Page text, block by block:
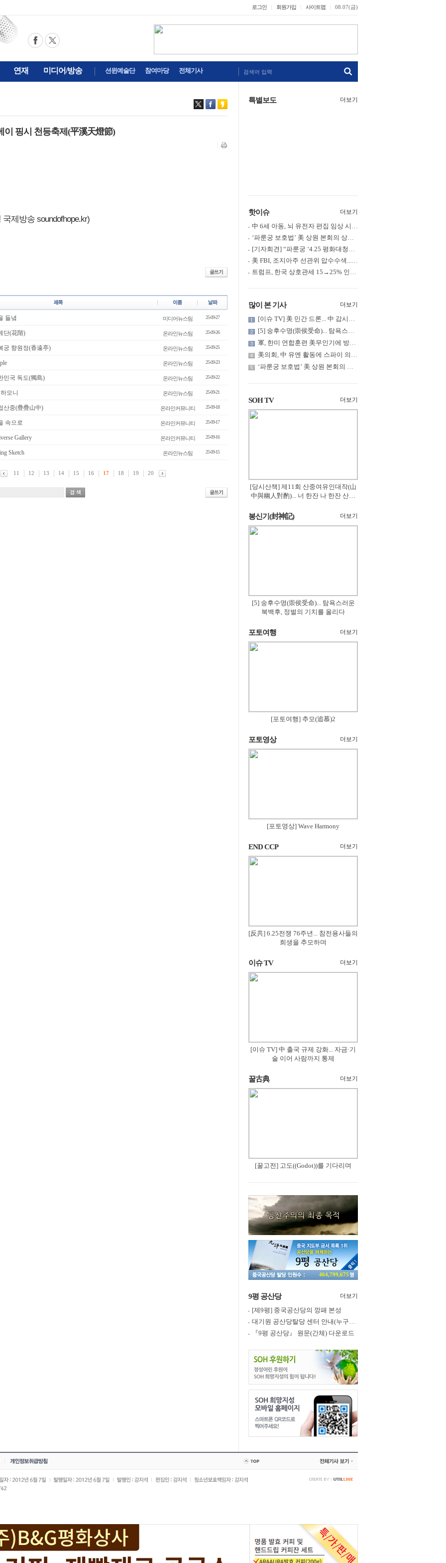
로그인 회원가입 사이트맵 08.07(금)
연재 미디어/방송 션윈예술단 참여마당 전체기사 검색어 입력
이 핑시 천등축제(平溪天燈節)
제방송 soundofhope.kr)
들녘 미디어뉴스팀 25-09-27
단(花階) 온라인뉴스팀 25-09-26
궁 향원정(香遠亭) 온라인뉴스팀 25-09-25
온라인뉴스팀 25-09-23
민국 독도(獨島) 온라인뉴스팀 25-09-22
모니 온라인뉴스팀 25-09-21
산중(疊疊山中) 온라인커뮤니티 25-09-18
속으로 온라인커뮤니티 25-09-17
Gallery 온라인커뮤니티 25-09-16
Sketch 온라인뉴스팀 25-09-15
11 12 13 14 15 16 17 18 19 20
특별보도 더보기
핫이슈 더보기
中 6세 아동, 뇌 유전자 편집 임상 시험 중 사망... 의료진 1년간 ....
‘파룬궁 보호법’ 美 상원 본회의 상정... 최종 입법 ‘초읽기’
[기자회견] “파룬궁 ‘4.25 평화대청원’ 기념 & 중공의 션윈 공연 .....
美 FBI, 조지아주 선관위 압수수색... 트럼프 “부정선거 증거 확보....
트럼프, 한국 상호관세 15→25% 인상... “韓 국회 무력합의 미비준”....
많이 본 기사 더보기
[이슈 TV] 美 민간 드론... 中 감시망 뚫고 군함 근접 촬영
[5] 숭후수명(崇侯受命)... 탐욕스러운 북백후, 정벌의 기치를 올.....
軍, 한미 연합훈련 美무인기에 방공태세 발령... 왜?
美의회, 中 유엔 활동에 스파이 의혹 제기
‘파룬궁 보호법’ 美 상원 본회의 상정... 최종 입법 ‘초읽기’
SOH TV 더보기
[당시산책] 제11회 산중여유인대작(山
中與幽人對酌)... 너 한잔 나 한잔 산의
봉신기(封神記) 더보기
[5] 숭후수명(崇侯受命)... 탐욕스러운
북백후, 정벌의 기치를 올리다
포토여행 더보기
[포토여행] 추모(追慕)2
포토영상 더보기
[포토영상] Wave Harmony
END CCP 더보기
[反共] 6.25전쟁 76주년... 참전용사들의
희생을 추모하며
이슈 TV 더보기
[이슈 TV] 中 출국 규제 강화... 자금·기
술 이어 사람까지 통제
꿀古典 더보기
[꿀고전] 고도((Godot))를 기다리며
464,799,675
9평 공산당 더보기
[제9평] 중국공산당의 깡패 본성
대기원 공산당탈당 센터 안내(누구나 쉽게 退黨, 退團, 退隊 가능)
『9평 공산당』 원문(간체) 다운로드